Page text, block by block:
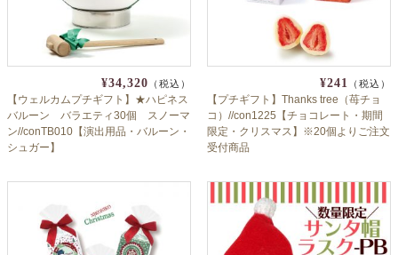
¥34,320 （税込）
【ウェルカムプチギフト】★ハピネス
バルーン バラエティ30個 スノーマ
ン//conTB010【演出用品・バルーン・
シュガー】
¥241 （税込）
【プチギフト】Thanks tree（苺チョ
コ）//con1225【チョコレート・期間
限定・クリスマス】※20個よりご注文
受付商品